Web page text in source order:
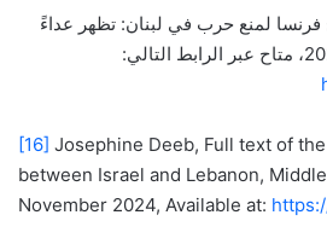
لمنع حرب في لبنان: تظهر عداءً
[16] Josephine Deeb, Full text of
between Israel and Lebanon,
November 2024, Available at: